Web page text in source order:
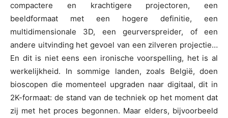
compactere en krachtigere projectoren, een
beeldformaat met een hogere definitie, een
multidimensionale 3D, een geurverspreider, of een
andere uitvinding het gevoel van een zilveren projectie…
En dit is niet eens een ironische voorspelling, het is al
werkelijkheid. In sommige landen, zoals België, doen
bioscopen die momenteel upgraden naar digitaal, dit in
2K-formaat: de stand van de techniek op het moment dat
zij met het proces begonnen. Maar elders, bijvoorbeeld